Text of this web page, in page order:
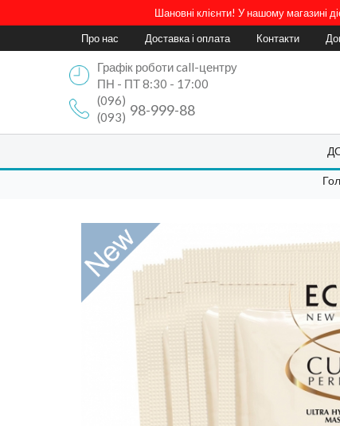
Шановні клієнти! У нашому магазині
Про нас
Доставка і оплата Контакти
Графік роботи call-центру
ПН - ПТ 8:30 - 17:00
(096)
98-999-88
(093)